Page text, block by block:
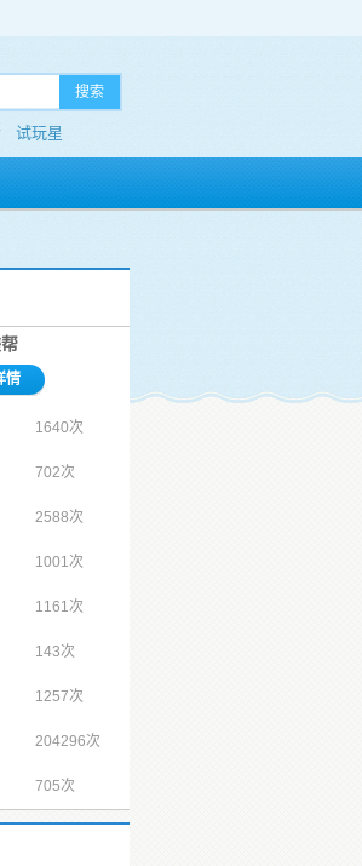
搜索
试玩星
情
1640次
702次
2588次
1001次
1161次
143次
1257次
204296次
705次